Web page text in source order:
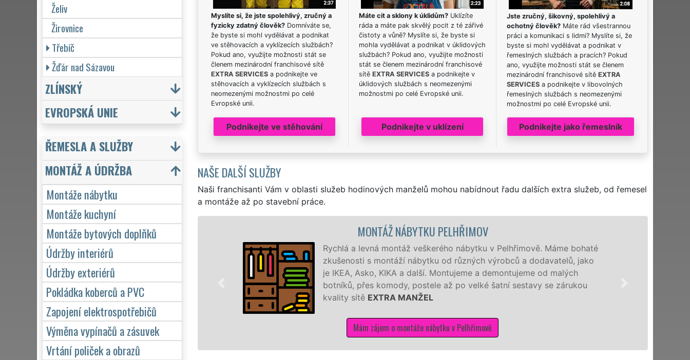
Myslíte si, že jste spolehlivý, zručný a
fyzicky zdatný člověk?Domníváte se,
že byste si mohl vydělávat a podnikat
ve stěhovacích a vyklízecích službách?
Pokud ano, využijte možnosti stát se
členem mezinárodní franchisové sítě
EXTRA SERVICESa podnikejte ve
stěhovacích a vyklízecích službách s
neomezenými možnostmi po celé
Evropské unii.
Podnikejte ve stěhování
Máte cit a sklony k úklidům?Uklízíte
ráda a máte pak skvělý pocit z té zářivé
čistoty a vůně? Myslíte si, že byste si
mohla vydělávat a podnikat v úklidových
službách? Pokud ano, využijte možnosti
stát se členem mezinárodní franchisové
sítě EXTRA SERVICESa podnikejte v
úklidových službách s neomezenými
možnostmi po celé Evropské unii.
Podnikejte v uklízení
Jste zručný, šikovný, spolehlivý a
ochotný člověk? Máte rád všestrannou
práci a komunikaci s lidmi? Myslíte si, že
byste si mohl vydělávat a podnikat v
řemeslných službách a pracích? Pokud
ano, využijte možnosti stát se členem
mezinárodní franchisové sítěEXTRA
SERVICES a podnikejte v libovolných
řemeslných službách s neomezenými
možnostmi po celé Evropské unii.
Podnikejte jako řemeslník
NAŠE DALŠÍ SLUŽBY
Naši franchisanti Vám v oblasti služeb hodinových manželů mohou nabídnout řadu dalších extra služeb, od řemesel
a montáže až po stavební práce.
MONTÁŽ NÁBYTKU PELHŘIMOV
Rychlá a levná montáž veškerého nábytku v Pelhřimově. Máme bohaté
zkušenosti s montáží nábytku od různých výrobců a dodavatelů, jako
je IKEA, Asko, KIKA a další. Montujeme a demontujeme od malých
botníků, přes komody, postele až po velké šatní sestavy se zárukou
kvality sítěEXTRA MANŽEL
Mám zájem o montáže nábytku v Pelhřimově
Želiv
Žirovnice
Třebíč
Žďár nad Sázavou
ZLÍNSKÝ
EVROPSKÁ UNIE
ŘEMESLA A SLUŽBY
MONTÁŽ A ÚDRŽBA
Montáže nábytku
Montáže kuchyní
Montáže bytových doplňků
Údržby interiérů
Údržby exteriérů
Pokládka koberců a PVC
Zapojení elektrospotřebičů
Výměna vypínačů a zásuvek
Vrtání poliček a obrazů